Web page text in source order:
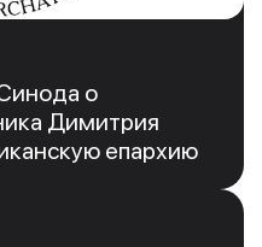
о
Димитрия
епархию